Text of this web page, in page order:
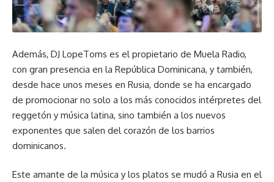
Además, DJ LopeToms es el propietario de Muela Radio,
con gran presencia en la República Dominicana, y también,
desde hace unos meses en Rusia, donde se ha encargado
de promocionar no solo a los más conocidos intérpretes del
reggetón y música latina, sino también a los nuevos
exponentes que salen del corazón de los barrios
dominicanos.
Este amante de la música y los platos se mudó a Rusia en el